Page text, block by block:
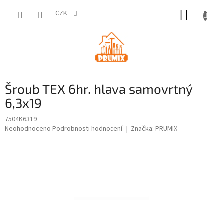
CZK
Šroub TEX 6hr. hlava samovrtný
6,3x19
7504K6319
Průměrné
Neohodnoceno Podrobnosti hodnocení Značka: PRUMIX